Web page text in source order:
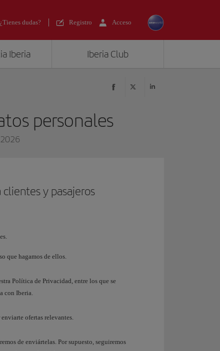
¿Tienes dudas? Registro Acceso
Iberia Iberia Club
personales
y pasajeros
que hagamos de ellos.
Política de Privacidad, entre los que se
con Iberia.
ofertas relevantes.
de enviártelas. Por supuesto, seguiremos